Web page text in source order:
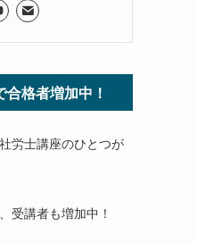
合格者増加中！
労士講座のひとつが
受講者も増加中！